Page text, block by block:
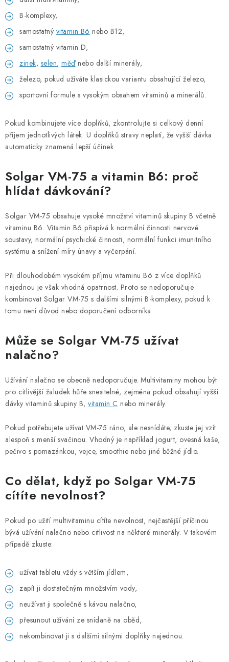
B-komplexy,
samostatný vitamin B6 nebo B12,
samostatný vitamin D,
zinek, selen, měďnebo další minerály,
železo, pokud užíváte klasickou variantu obsahující železo,
sportovní formule s vysokým obsahem vitaminů a minerálů.
Pokud kombinujete více doplňků, zkontrolujte si celkový denní
příjem jednotlivých látek. U doplňků stravy neplatí, že vyšší dávka
automaticky znamená lepší účinek.
Solgar VM-75 a vitamin B6: proč
hlídat dávkování?
Solgar VM-75 obsahuje vysoké množství vitaminů skupiny B včetně
vitaminu B6. Vitamin B6 přispívá k normální činnosti nervové
soustavy, normální psychické činnosti, normální funkci imunitního
systému a snížení míry únavy a vyčerpání.
Při dlouhodobém vysokém příjmu vitaminu B6 z více doplňků
najednou je však vhodná opatrnost. Proto se nedoporučuje
kombinovat Solgar VM-75 s dalšími silnými B-komplexy, pokud k
tomu není důvod nebo doporučení odborníka.
Může se Solgar VM-75 užívat
nalačno?
Užívání nalačno se obecně nedoporučuje. Multivitaminy mohou být
pro citlivější žaludek hůře snesitelné, zejména pokud obsahují vyšší
dávky vitaminů skupiny B, vitamin C nebo minerály.
Pokud potřebujete užívat VM-75 ráno, ale nesnídáte, zkuste jej vzít
alespoň s menší svačinou. Vhodný je například jogurt, ovesná kaše,
pečivo s pomazánkou, vejce, smoothie nebo jiné běžné jídlo.
Co dělat, když po Solgar VM-75
cítíte nevolnost?
Pokud po užití multivitaminu cítíte nevolnost, nejčastější příčinou
bývá užívání nalačno nebo citlivost na některé minerály. V takovém
případě zkuste:
užívat tabletu vždy s větším jídlem,
zapít ji dostatečným množstvím vody,
neužívat ji společně s kávou nalačno,
přesunout užívání ze snídaně na oběd,
nekombinovat ji s dalšími silnými doplňky najednou.